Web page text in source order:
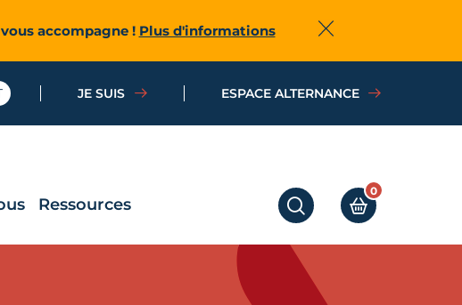
accompagne ! Plus d'informations Fermer
JE SUIS ESPACE ALTERNANCE
RECHERCHERMON PANIER
0
Ressources